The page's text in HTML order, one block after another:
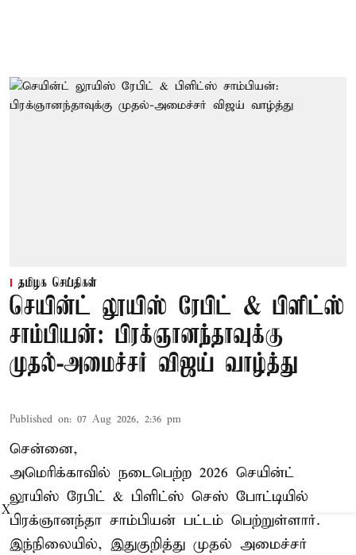
தமிழக செய்திகள்
செயின்ட் லூயிஸ் ரேபிட் & பிளிட்ஸ்
சாம்பியன்: பிரக்ஞானந்தாவுக்கு
முதல்-அமைச்சர் விஜய் வாழ்த்து
Published on: 07 Aug 2026, 2:36 pm
சென்னை,
அமெரிக்காவில் நடைபெற்ற 2026 செயின்ட்
லூயிஸ் ரேபிட் & பிளிட்ஸ் செஸ் போட்டியில்
பிரக்ஞானந்தா சாம்பியன் பட்டம் பெற்றுள்ளார்.
இந்நிலையில், இதுகுறித்து முதல் அமைச்சர்
X